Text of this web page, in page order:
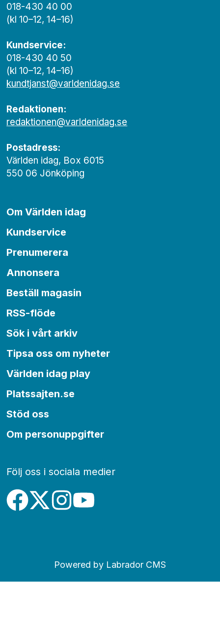
018-430 40 00
(kl 10–12, 14–16)
Kundservice:
018-430 40 50
(kl 10–12, 14–16)
kundtjanst@varldenidag.se
Redaktionen:
redaktionen@varldenidag.se
Postadress:
Världen idag, Box 6015
550 06 Jönköping
Om Världen idag
Kundservice
Prenumerera
Annonsera
Beställ magasin
RSS-flöde
Sök i vårt arkiv
Tipsa oss om nyheter
Världen idag play
Platssajten.se
Stöd oss
Om personuppgifter
Följ oss i sociala medier
Powered by Labrador CMS